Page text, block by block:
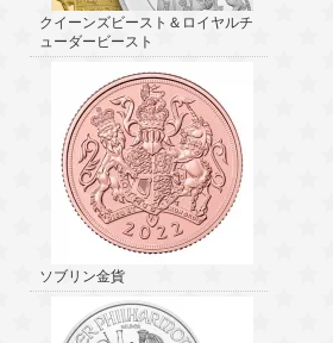
クイーンズビースト＆ロイヤルチ
ューダービースト
ソブリン金貨